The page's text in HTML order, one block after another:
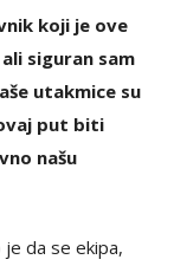
koji je ove
siguran sam
utakmice su
put biti
našu
da se ekipa,